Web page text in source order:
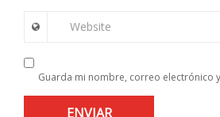
Website